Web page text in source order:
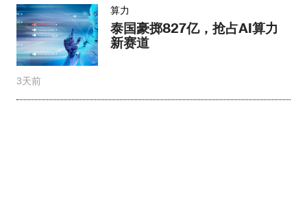
算力
泰国豪掷827亿，抢占AI算力
新赛道
3天前